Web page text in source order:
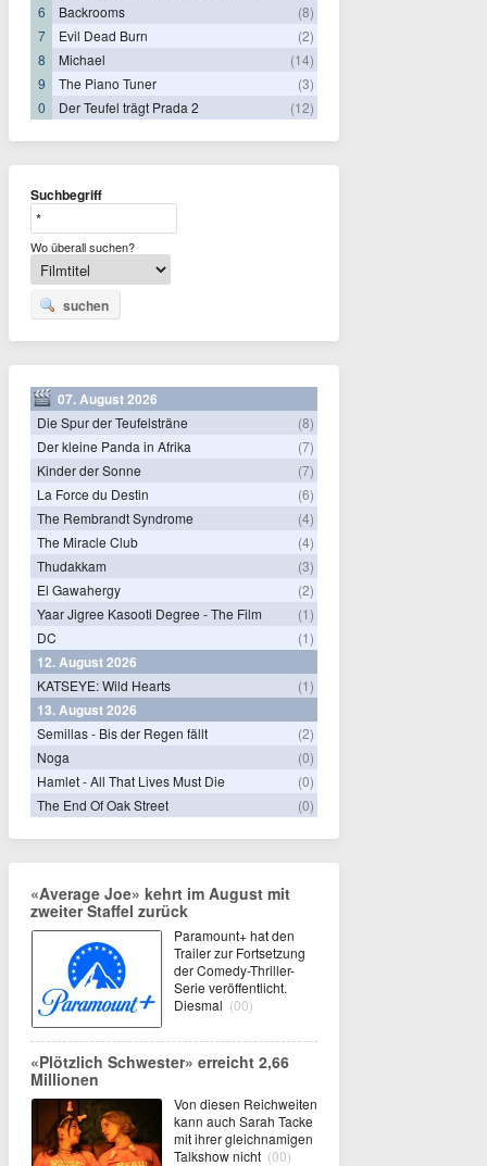
6
Backrooms
(8)
7
Evil Dead Burn
(2)
8
Michael
(14)
9
The Piano Tuner
(3)
0
Der Teufel trägt Prada 2 (12)
Suchbegriff
Wo überall suchen?
suchen
07. August 2026
Die Spur der Teufelsträne
(8)
Der kleine Panda in Afrika
(7)
Kinder der Sonne
(7)
La Force du Destin
(6)
The Rembrandt Syndrome
(4)
The Miracle Club
(4)
Thudakkam
(3)
El Gawahergy
(2)
Yaar Jigree Kasooti Degree - The Film
(1)
DC
(1)
12. August 2026
KATSEYE: Wild Hearts (1)
13. August 2026
Semillas - Bis der Regen fällt
(2)
Noga
(0)
Hamlet - All That Lives Must Die
(0)
The End Of Oak Street
(0)
«Average Joe» kehrt im August mit
zweiter Staffel zurück
Paramount+ hat den
Trailer zur Fortsetzung
der Comedy-Thriller-
Serie veröffentlicht.
Diesmal (00)
«Plötzlich Schwester» erreicht 2,66
Millionen
Von diesen Reichweiten
kann auch Sarah Tacke
mit ihrer gleichnamigen
Talkshow nicht (00)